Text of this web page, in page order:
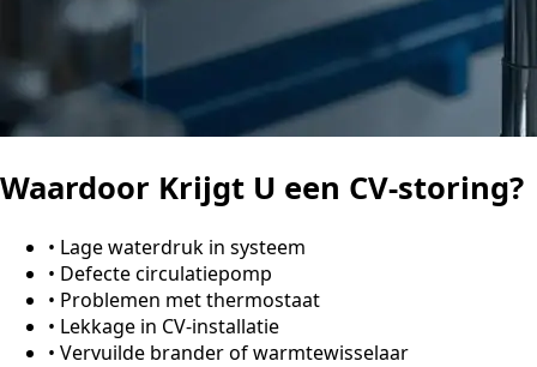
Waardoor Krijgt U een CV-storing?
• Lage waterdruk in systeem
• Defecte circulatiepomp
• Problemen met thermostaat
• Lekkage in CV-installatie
• Vervuilde brander of warmtewisselaar